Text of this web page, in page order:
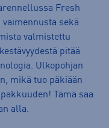
Fresh
vaimennusta sekä
valmistettu
pitää
Ulkopohjan
mikä tuo päkiään
Tämä saa
alla.